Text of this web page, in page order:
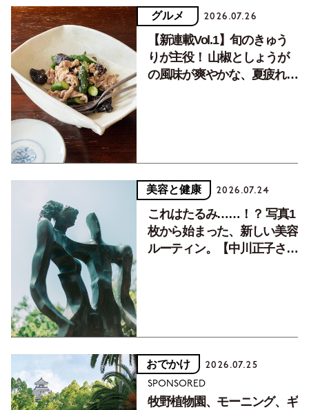
グルメ 2026.07.26
【新連載Vol.1】旬のきゅう
りが主役！ 山椒としょうが
の風味が爽やかな、夏疲れを
美容と健康 2026.07.24
これはたるみ……！？ 写真1
枚から始まった、新しい美容
ルーティン。【中川正子さん
おでかけ 2026.07.25
SPONSORED
牧野植物園、モーニング、ギ